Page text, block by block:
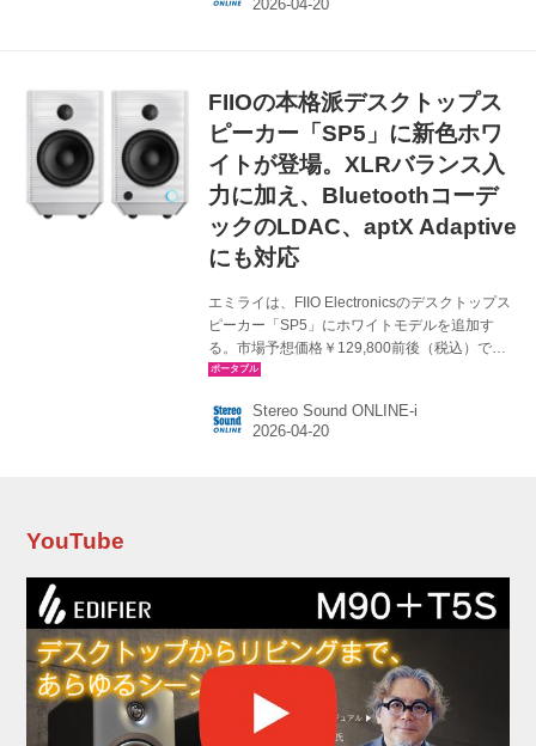
USB DAC、aptX Adaptive対応のBluetooth送
バッテリー損耗を防ぐDESKTOP MODEや
1150mW（32Ω/バランス）の...
FIIOの本格派デスクトップス
ピーカー「SP5」に新色ホワ
イトが登場。XLRバランス入
力に加え、Bluetoothコーデ
ックのLDAC、aptX Adaptive
にも対応
エミライは、FIIO Electronicsのデスクトップス
ピーカー「SP5」にホワイトモデルを追加す
る。市場予想価格￥129,800前後（税込）で、4
月24日の発売予定。昨年発売されたブラックモ
インチウーファーと1インチツイーターによる2
ウェイ構成を採用した、本格派アクティブスピ
PEQ（パラメト...
Stereo Sound ONLINE-i
YouTube